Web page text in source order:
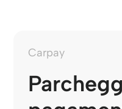
Carpay